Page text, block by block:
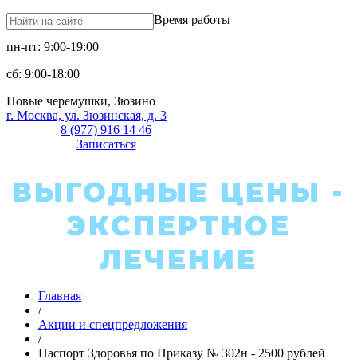
Время работы
пн-пт: 9:00-19:00
сб: 9:00-18:00
Новые черемушки, Зюзино
г. Москва, ул. Зюзинская, д. 3
8 (977) 916 14 46
Записаться
ВЫГОДНЫЕ ЦЕНЫ -
ЭКСПЕРТНОЕ
ЛЕЧЕНИЕ
Главная
/
Акции и спецпредложения
/
Паспорт Здоровья по Приказу № 302н - 2500 рублей